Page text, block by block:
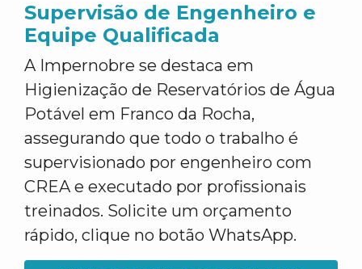
Supervisão de Engenheiro e
Equipe Qualificada
A Impernobre se destaca em
Higienização de Reservatórios de Água
Potável em Franco da Rocha,
assegurando que todo o trabalho é
supervisionado por engenheiro com
CREA e executado por profissionais
treinados. Solicite um orçamento
rápido, clique no botão WhatsApp.